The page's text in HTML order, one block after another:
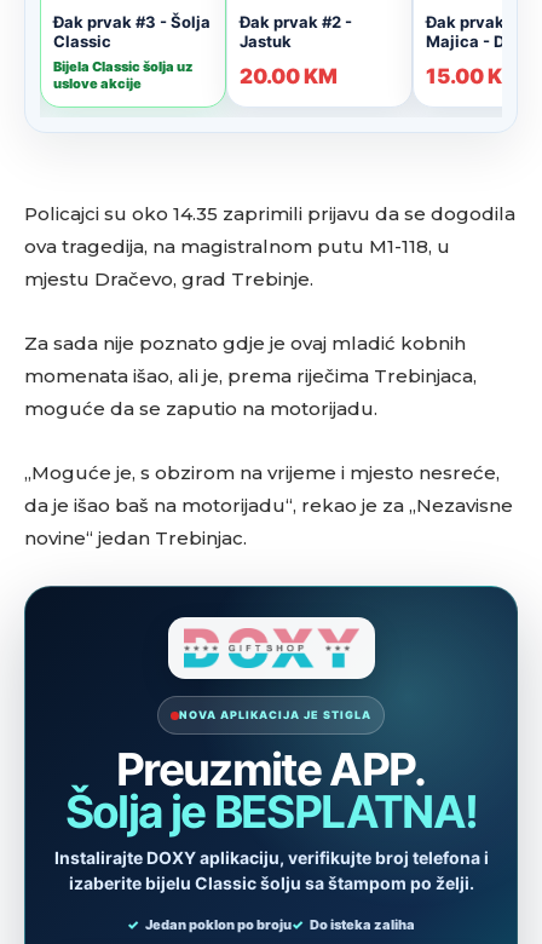
Policajci su oko 14.35 zaprimili prijavu da se dogodila
ova tragedija, na magistralnom putu M1-118, u
mjestu Dračevo, grad Trebinje.
Za sada nije poznato gdje je ovaj mladić kobnih
momenata išao, ali je, prema riječima Trebinjaca,
moguće da se zaputio na motorijadu.
„Moguće je, s obzirom na vrijeme i mjesto nesreće,
da je išao baš na motorijadu“, rekao je za „Nezavisne
novine“ jedan Trebinjac.